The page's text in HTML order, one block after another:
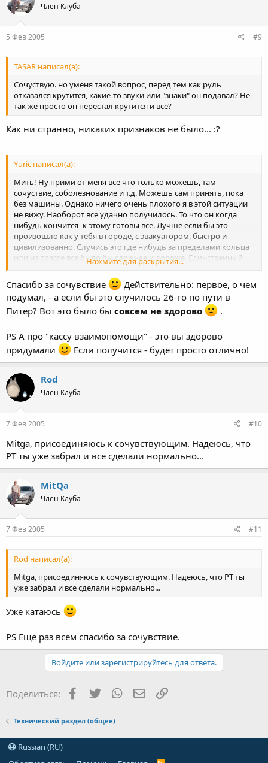
Член Клуба
5 Фев 2005 #9
TASAR написал(а):
Сочуствую. но уменя такой вопрос, перед тем как руль
отказался крутится, какие-то звуки или "знаки" он подавал? Не
так же просто он перестал крутится и всё?
Как ни странно, никаких признаков не было... :?
Yuric написал(а):
Мить! Ну прими от меня все что только можешь, там
сочуствие, соболезнование и т.д. Можешь сам принять, пока
без машины. Однако ничего очень плохого я в этой ситуации
не вижу. Наоборот все удачно получилось. То что он когда
нибудь кончится- к этому готовы все. Лучше если бы это
произошло как у тебя в городе, с эвакуатором, быстро и
цивилизованно. Случись это где нибудь за пределами кольца
или на трассе все было бы сложнее и дороже. Единственный
минус в этом всем- непредвиденный расход. Это да. Лучше что
бы такие ремонты происходили планово. Вот мы в Питере
собираемся для таких случаев создавать кассу взаимопомощи.
Это не значит что мы будем кому то что то дарить. Совсем нет.
Просто бывают моменты, когда что то случается, а ты к этому
появиться возможность ты эти деньги возвращаешь. Все
банально. Ничего нового. Собственно для этого мы и
собрались в клуб, что бы не виртуально сопереживать, а
реально помогать.
Нажмите для раскрытия...
Спасибо за сочувствие
Действительно: первое, о чем
подумал, - а если бы это случилось 26-го по пути в
Питер? Вот это было бы совсем не здорово .
PS А про "кассу взаимопомощи" - это вы здорово
придумали
Если получится - будет просто отлично!
Rod
Член Клуба
7 Фев 2005 #10
Mitga, присоединяюсь к сочувствующим. Надеюсь, что
РТ ты уже забрал и все сделали нормально...
MitQa
Член Клуба
7 Фев 2005 #11
Rod написал(а):
Mitga, присоединяюсь к сочувствующим. Надеюсь, что РТ ты
уже забрал и все сделали нормально...
Уже катаюсь
PS Еще раз всем спасибо за сочувствие.
Войдите или зарегистрируйтесь для ответа.
Поделиться: Facebook
TwitterWhatsAppЭлектронная почта
Ссылка
Технический раздел (общее)
Russian (RU)